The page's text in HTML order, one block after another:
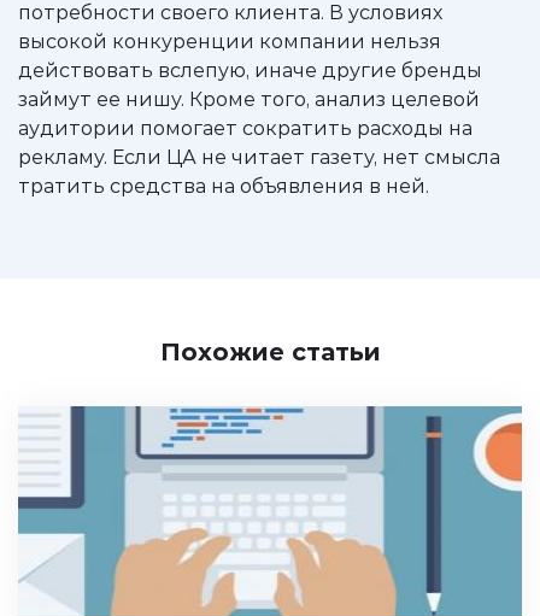
потребности своего клиента. В условиях
высокой конкуренции компании нельзя
действовать вслепую, иначе другие бренды
займут ее нишу. Кроме того, анализ целевой
аудитории помогает сократить расходы на
рекламу. Если ЦА не читает газету, нет смысла
тратить средства на объявления в ней.
Похожие статьи